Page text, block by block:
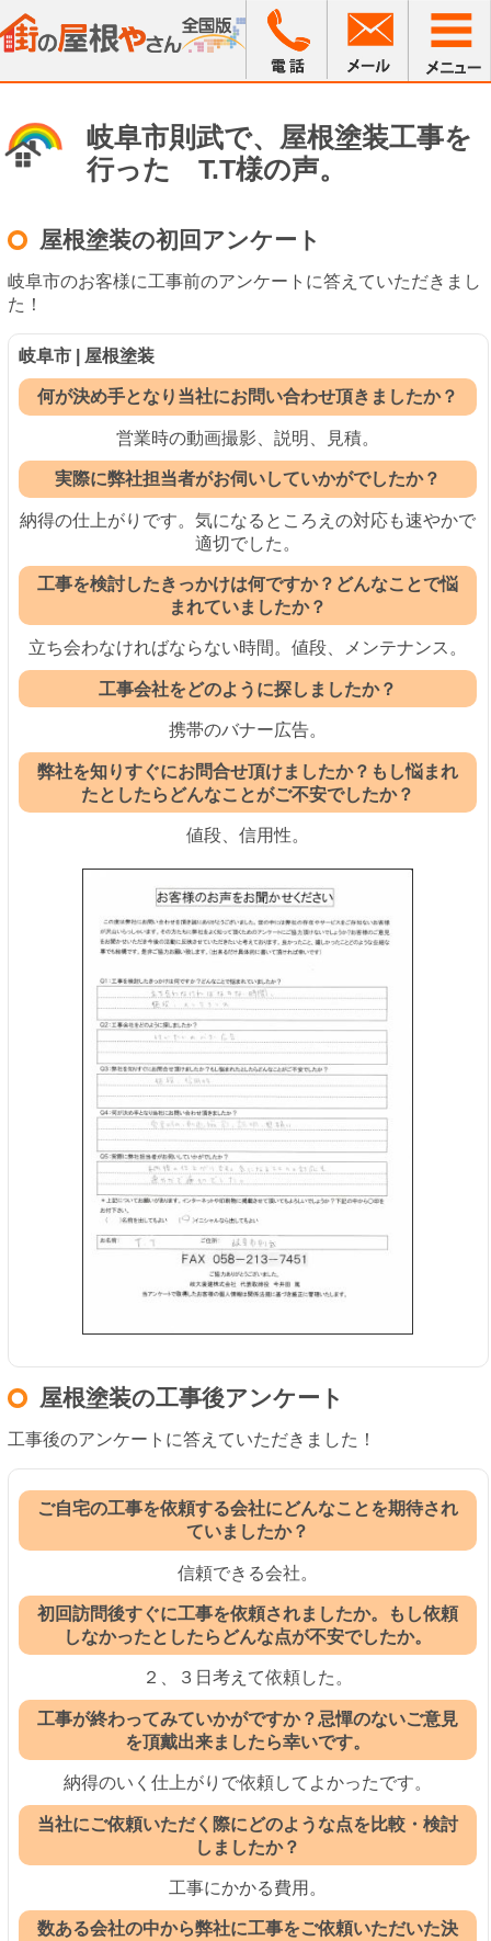
岐阜市則武で、屋根塗装工事を
行った T.T様の声。
屋根塗装の初回アンケート
岐阜市のお客様に工事前のアンケートに答えていただきまし
た！
岐阜市 | 屋根塗装
何が決め手となり当社にお問い合わせ頂きましたか？
営業時の動画撮影、説明、見積。
実際に弊社担当者がお伺いしていかがでしたか？
納得の仕上がりです。気になるところえの対応も速やかで
適切でした。
工事を検討したきっかけは何ですか？どんなことで悩
まれていましたか？
立ち会わなければならない時間。値段、メンテナンス。
工事会社をどのように探しましたか？
携帯のバナー広告。
弊社を知りすぐにお問合せ頂けましたか？もし悩まれ
たとしたらどんなことがご不安でしたか？
値段、信用性。
屋根塗装の工事後アンケート
工事後のアンケートに答えていただきました！
ご自宅の工事を依頼する会社にどんなことを期待され
ていましたか？
信頼できる会社。
初回訪問後すぐに工事を依頼されましたか。もし依頼
しなかったとしたらどんな点が不安でしたか。
２、３日考えて依頼した。
工事が終わってみていかがですか？忌憚のないご意見
を頂戴出来ましたら幸いです。
納得のいく仕上がりで依頼してよかったです。
当社にご依頼いただく際にどのような点を比較・検討
しましたか？
工事にかかる費用。
数ある会社の中から弊社に工事をご依頼いただいた決